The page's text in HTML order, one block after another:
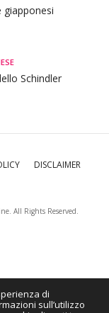
Schindler
DISCLAIMER
All Rights Reserved.
di
sull’utilizzo